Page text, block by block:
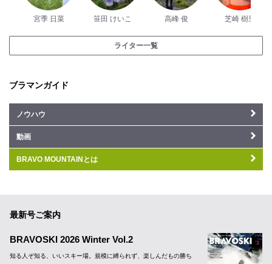
宮季 日菜 笹田 けいこ 高峰 俊 芝崎 樹里
ライター一覧
ブラマンガイド
ノウハウ
動画
BRAVO MOUNTAINとは
最新号ご案内
BRAVOSKI 2026 Winter Vol.2
知る人ぞ知る、いいスキー場。規模に縛られず、楽しんだもの勝ち